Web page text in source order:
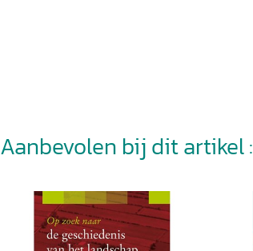
Aanbevolen bij dit artikel :